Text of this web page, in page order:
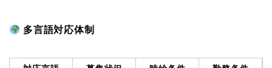
多言語対応体制